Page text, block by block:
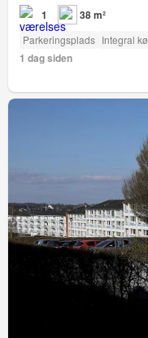
1 38 m²
Parkeringsplads Integral
1 dag siden